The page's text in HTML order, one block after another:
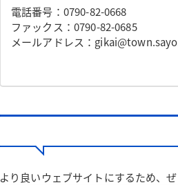
電話番号：0790-82-0668
ファックス：0790-82-0685
メールアドレス：
より良いウェブサイトにするため、ぜ